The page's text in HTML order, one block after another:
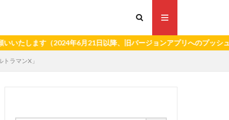
（2024年6月21日以降、旧バージョンアプリへのプッシュ通知を停
ラマンX」